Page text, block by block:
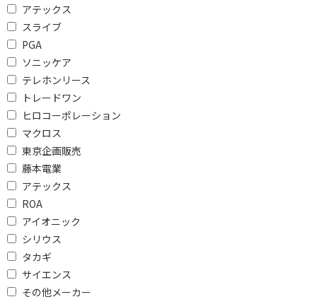
アテックス
スライブ
PGA
ソニッケア
テレホンリース
トレードワン
ヒロコーポレーション
マクロス
東京企画販売
藤本電業
アテックス
ROA
アイオニック
シリウス
タカギ
サイエンス
その他メーカー
折りたたみで絞り込む
軽量タイプ(500g未満)で絞り込む
軽量タイプ(500g未満)
大風量モデル(1.5m3/分以上)で絞り込む
大風量モデル(1.5m3/分
カール筒幅で絞り込む
約26mm